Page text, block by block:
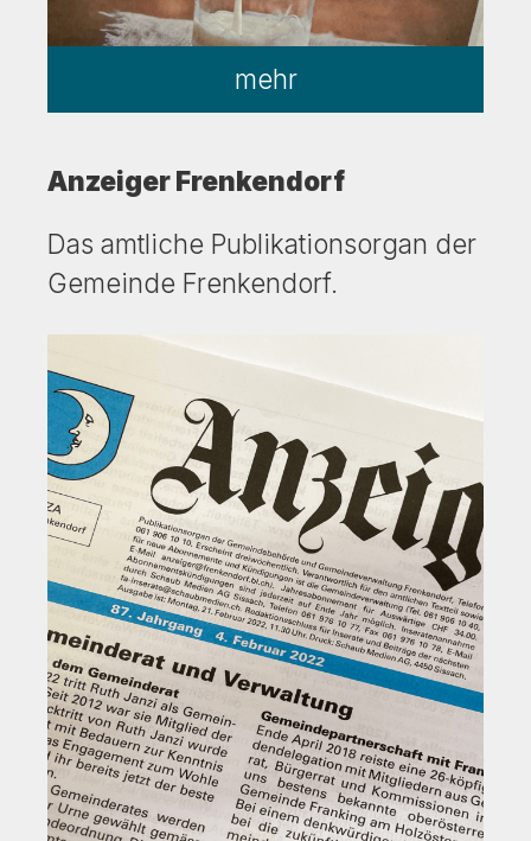
mehr
Anzeiger Frenkendorf
Das amtliche Publikationsorgan der
Gemeinde Frenkendorf.